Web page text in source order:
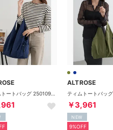
ALTROSE
￥3,961
NEW
9%OFF